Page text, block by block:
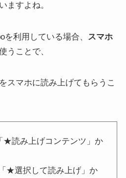
ますよね。
利用している場合、
スマホ
うことで、
スマホに読み上げてもらうこ
★読み上げコンテンツ」か
★選択して読み上げ」か